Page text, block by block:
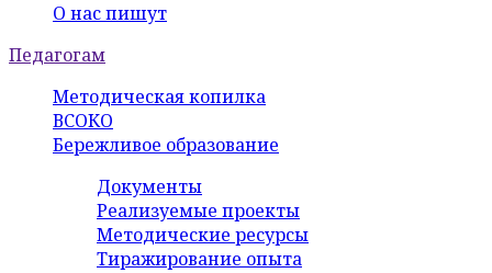
О нас пишут
Педагогам
Методическая копилка
ВСОКО
Бережливое образование
Документы
Реализуемые проекты
Методические ресурсы
Тиражирование опыта